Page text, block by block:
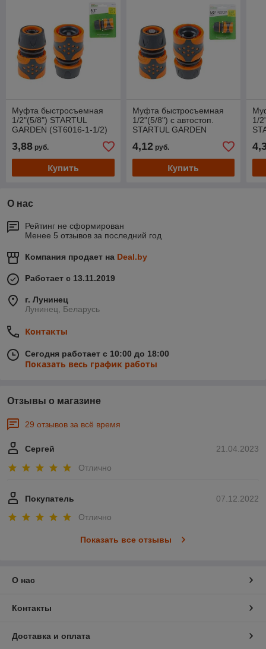
Муфта быстросъемная
1/2"(5/8") STARTUL
GARDEN (ST6016-1-1/2)
3,88 руб.
Купить
Муфта быстросъемная
1/2"(5/8") с автостоп.
STARTUL GARDEN
4,12руб.
Купить
1/
О нас
Рейтинг не сформирован
Менее 5 отзывов за последний год
Компания продает на Deal.by
Работает с 13.11.2019
г. Лунинец
Лунинец, Беларусь
Контакты
Сегодня работает с 10:00 до 18:00
Показать весь график работы
Отзывы о магазине
29 отзывов за всё время
21.04.2023
Сергей
Отлично
07.12.2022
Покупатель
Отлично
Показать все отзывы
О нас
Контакты
Доставка и оплата